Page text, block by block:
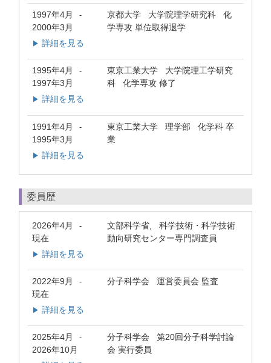
1997年4月 -
2000年3月
京都大学 大学院理学研究科 化
学専攻 単位取得退学
▶ 詳細を見る
1995年4月 -
1997年3月
東京工業大学 大学院理工学研究
科 化学専攻 修了
▶ 詳細を見る
1991年4月 -
1995年3月
東京工業大学 理学部 化学科 卒
業
▶ 詳細を見る
委員歴
2026年4月 -
現在
文部科学省, 科学技術・科学技術
動向研究センター専門調査員
▶ 詳細を見る
2022年9月 -
現在
分子科学会 運営委員会 監査
▶ 詳細を見る
2025年4月 -
2026年10月
分子科学会 第20回分子科学討論
会 実行委員